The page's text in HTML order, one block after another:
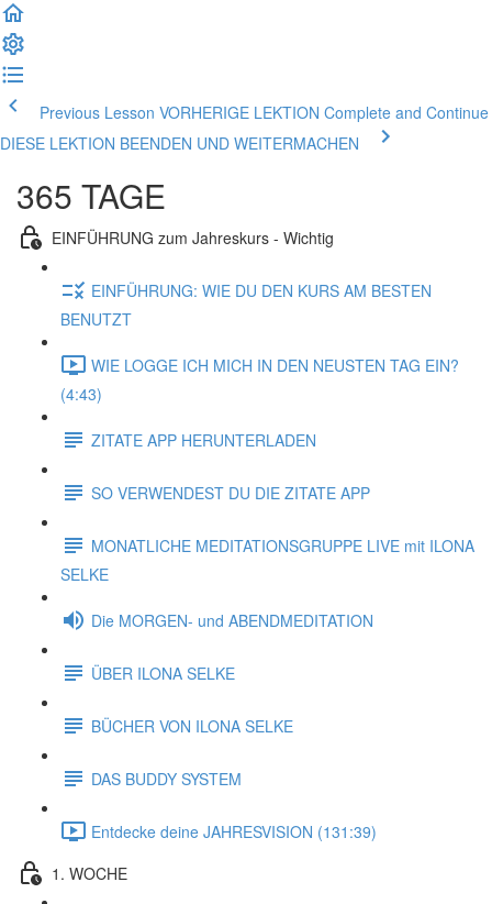
Previous Lesson VORHERIGE LEKTION Complete and Continue
DIESE LEKTION BEENDEN UND WEITERMACHEN
365 TAGE
EINFÜHRUNG zum Jahreskurs - Wichtig
EINFÜHRUNG: WIE DU DEN KURS AM BESTEN
BENUTZT
WIE LOGGE ICH MICH IN DEN NEUSTEN TAG EIN?
(4:43)
ZITATE APP HERUNTERLADEN
SO VERWENDEST DU DIE ZITATE APP
MONATLICHE MEDITATIONSGRUPPE LIVE mit ILONA
SELKE
Die MORGEN- und ABENDMEDITATION
ÜBER ILONA SELKE
BÜCHER VON ILONA SELKE
DAS BUDDY SYSTEM
Entdecke deine JAHRESVISION (131:39)
1. WOCHE